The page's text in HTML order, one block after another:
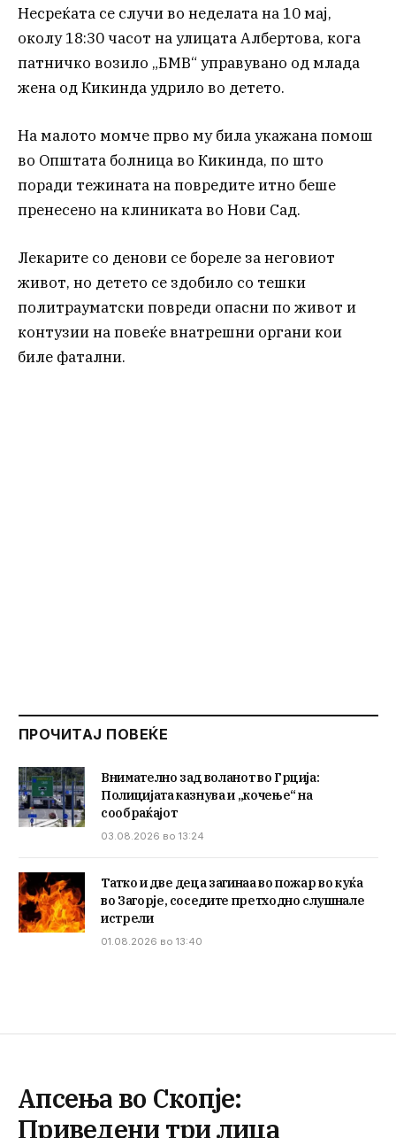
Несреќата се случи во неделата на 10 мај,
околу 18:30 часот на улицата Албертова, кога
патничко возило „БМВ“ управувано од млада
жена од Кикинда удрило во детето.
На малото момче прво му била укажана помош
во Општата болница во Кикинда, по што
поради тежината на повредите итно беше
пренесено на клиниката во Нови Сад.
Лекарите со денови се бореле за неговиот
живот, но детето се здобило со тешки
политрауматски повреди опасни по живот и
контузии на повеќе внатрешни органи кои
биле фатални.
ПРОЧИТАЈ ПОВЕЌЕ
Внимателно зад воланот во Грција:
Полицијата казнува и „кочење“ на
сообраќајот
03.08.2026 во 13:24
Татко и две деца загинаа во пожар во куќа
во Загорје, соседите претходно слушнале
истрели
01.08.2026 во 13:40
Апсења во Скопје:
Приведени три лица